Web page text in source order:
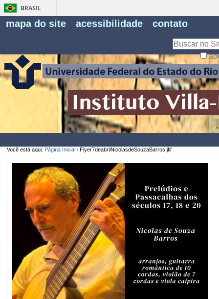
BRASIL
mapa do site acessibilidade contato
Você está aqui: Página Inicial / Flyer7deabrilNicolasdeSouzaBarros.jfif